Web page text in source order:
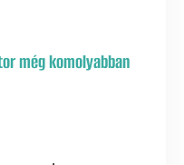
még komolyabban